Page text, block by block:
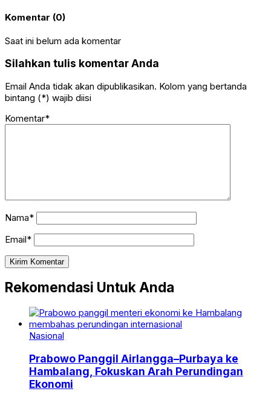
Komentar (0)
Saat ini belum ada komentar
Silahkan tulis komentar Anda
Email Anda tidak akan dipublikasikan. Kolom yang bertanda
bintang (*) wajib diisi
Komentar*
Nama*
Email*
Rekomendasi Untuk Anda
Nasional
Prabowo Panggil Airlangga–Purbaya ke
Hambalang, Fokuskan Arah Perundingan
Ekonomi